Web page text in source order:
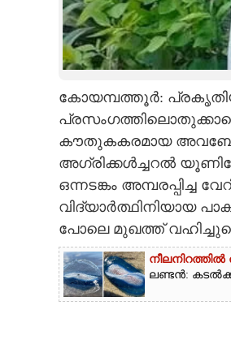
CARTOONS
LITERATURE
കോയമ്പത്തൂർ:
കൗതുകകരമായ
അഗ്രിക്കൾച്ചറൽ
ഒന്നടങ്കം അമ്പരപ്പിച്ച
വിദ്യാർത്ഥിനിയായ
പോലെ മുഖത്ത്
ലണ്ടൻ: